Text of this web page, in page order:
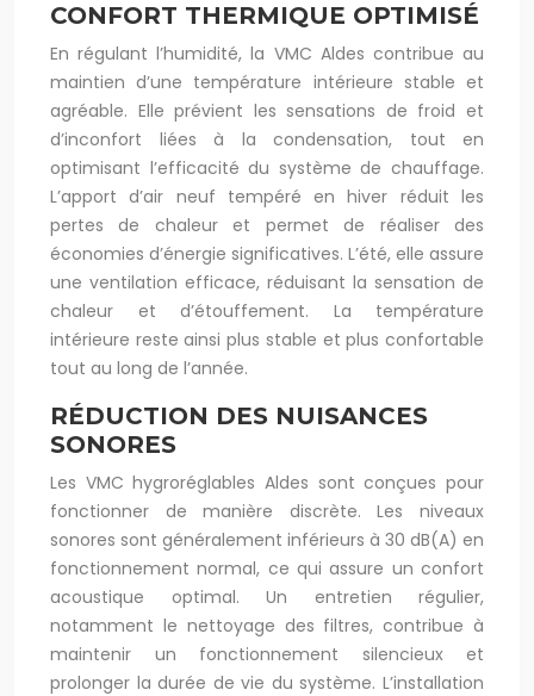
CONFORT THERMIQUE OPTIMISÉ
En régulant l’humidité, la VMC Aldes contribue au
maintien d’une température intérieure stable et
agréable. Elle prévient les sensations de froid et
d’inconfort liées à la condensation, tout en
optimisant l’efficacité du système de chauffage.
L’apport d’air neuf tempéré en hiver réduit les
pertes de chaleur et permet de réaliser des
économies d’énergie significatives. L’été, elle assure
une ventilation efficace, réduisant la sensation de
chaleur et d’étouffement. La température
intérieure reste ainsi plus stable et plus confortable
tout au long de l’année.
RÉDUCTION DES NUISANCES
SONORES
Les VMC hygroréglables Aldes sont conçues pour
fonctionner de manière discrète. Les niveaux
sonores sont généralement inférieurs à 30 dB(A) en
fonctionnement normal, ce qui assure un confort
acoustique optimal. Un entretien régulier,
notamment le nettoyage des filtres, contribue à
maintenir un fonctionnement silencieux et
prolonger la durée de vie du système. L’installation